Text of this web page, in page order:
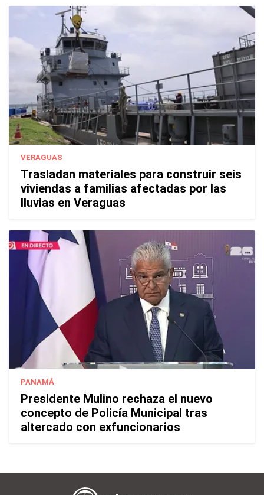
VERAGUAS
Trasladan materiales para construir seis
viviendas a familias afectadas por las
lluvias en Veraguas
PANAMÁ
Presidente Mulino rechaza el nuevo
concepto de Policía Municipal tras
altercado con exfuncionarios